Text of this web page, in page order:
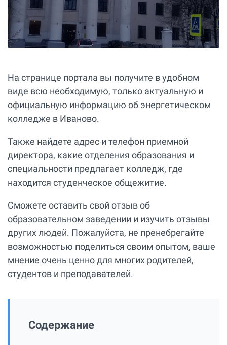
На странице портала вы получите в удобном
виде всю необходимую, только актуальную и
официальную информацию об энергетическом
колледже в Иваново.
Также найдете адрес и телефон приемной
директора, какие отделения образования и
специальности предлагает колледж, где
находится студенческое общежитие.
Сможете оставить свой отзыв об
образовательном заведении и изучить отзывы
других людей. Пожалуйста, не пренебрегайте
возможностью поделиться своим опытом, ваше
мнение очень ценно для многих родителей,
студентов и преподавателей.
Содержание